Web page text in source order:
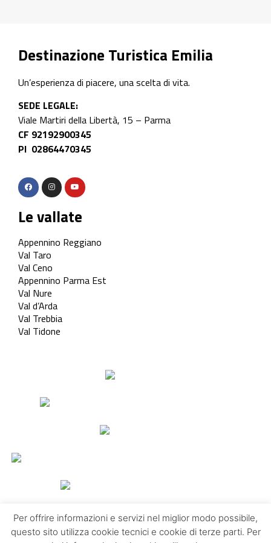
Destinazione Turistica Emilia
Un’esperienza di piacere, una scelta di vita.
SEDE LEGALE:
Viale Martiri della Libertà, 15 – Parma
CF 92192900345
PI 02864470345
Le vallate
Appennino Reggiano
Val Taro
Val Ceno
Appennino Parma Est
Val Nure
Val d’Arda
Val Trebbia
Val Tidone
Per offrire informazioni e servizi nel miglior modo possibile,
questo sito utilizza cookie tecnici e cookie di terze parti. Per